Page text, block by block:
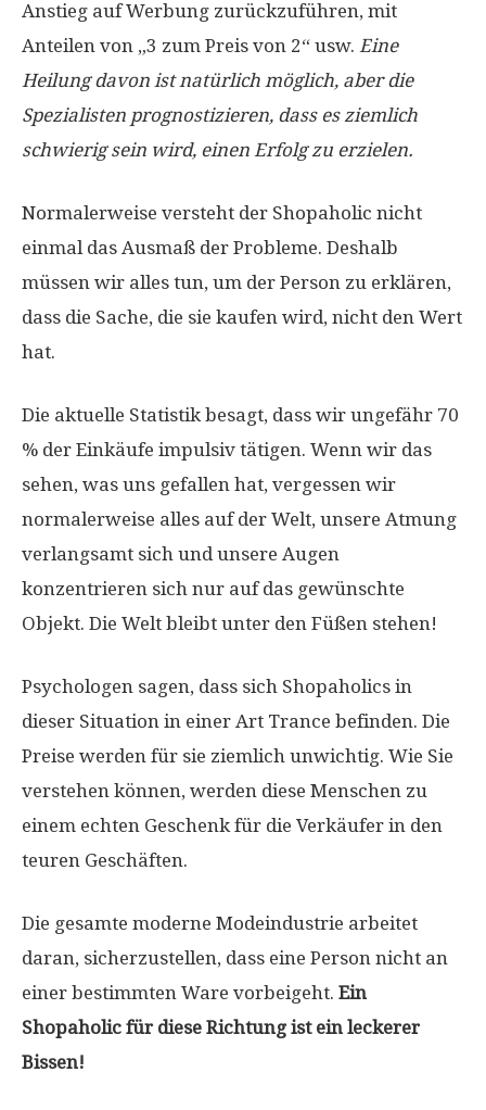
Anstieg auf Werbung zurückzuführen, mit
Anteilen von „3 zum Preis von 2“ usw. Eine
Heilung davon ist natürlich möglich, aber die
Spezialisten prognostizieren, dass es ziemlich
schwierig sein wird, einen Erfolg zu erzielen.
Normalerweise versteht der Shopaholic nicht
einmal das Ausmaß der Probleme. Deshalb
müssen wir alles tun, um der Person zu erklären,
dass die Sache, die sie kaufen wird, nicht den Wert
hat.
Die aktuelle Statistik besagt, dass wir ungefähr 70
% der Einkäufe impulsiv tätigen. Wenn wir das
sehen, was uns gefallen hat, vergessen wir
normalerweise alles auf der Welt, unsere Atmung
verlangsamt sich und unsere Augen
konzentrieren sich nur auf das gewünschte
Objekt. Die Welt bleibt unter den Füßen stehen!
Psychologen sagen, dass sich Shopaholics in
dieser Situation in einer Art Trance befinden. Die
Preise werden für sie ziemlich unwichtig. Wie Sie
verstehen können, werden diese Menschen zu
einem echten Geschenk für die Verkäufer in den
teuren Geschäften.
Die gesamte moderne Modeindustrie arbeitet
daran, sicherzustellen, dass eine Person nicht an
einer bestimmten Ware vorbeigeht. Ein
Shopaholic für diese Richtung ist ein leckerer
Bissen!